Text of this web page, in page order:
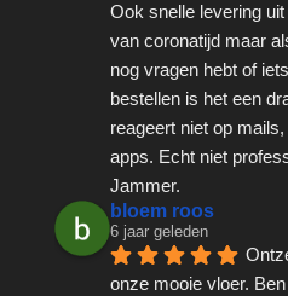
Ook snelle levering
van coronatijd maar
nog vragen hebt of
bestellen is het een
reageert niet op
apps. Echt niet
Jammer.
bloem roos
6 jaar geleden
onze mooie vloer.